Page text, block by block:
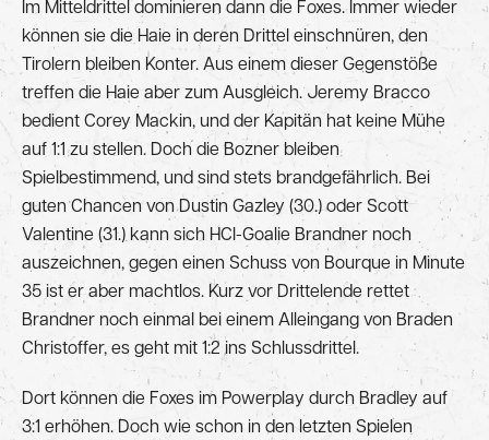
Im Mitteldrittel dominieren dann die Foxes. Immer wieder
können sie die Haie in deren Drittel einschnüren, den
Tirolern bleiben Konter. Aus einem dieser Gegenstöße
treffen die Haie aber zum Ausgleich. Jeremy Bracco
bedient Corey Mackin, und der Kapitän hat keine Mühe
auf 1:1 zu stellen. Doch die Bozner bleiben
Spielbestimmend, und sind stets brandgefährlich. Bei
guten Chancen von Dustin Gazley (30.) oder Scott
Valentine (31.) kann sich HCI-Goalie Brandner noch
auszeichnen, gegen einen Schuss von Bourque in Minute
35 ist er aber machtlos. Kurz vor Drittelende rettet
Brandner noch einmal bei einem Alleingang von Braden
Christoffer, es geht mit 1:2 ins Schlussdrittel.
Dort können die Foxes im Powerplay durch Bradley auf
3:1 erhöhen. Doch wie schon in den letzten Spielen